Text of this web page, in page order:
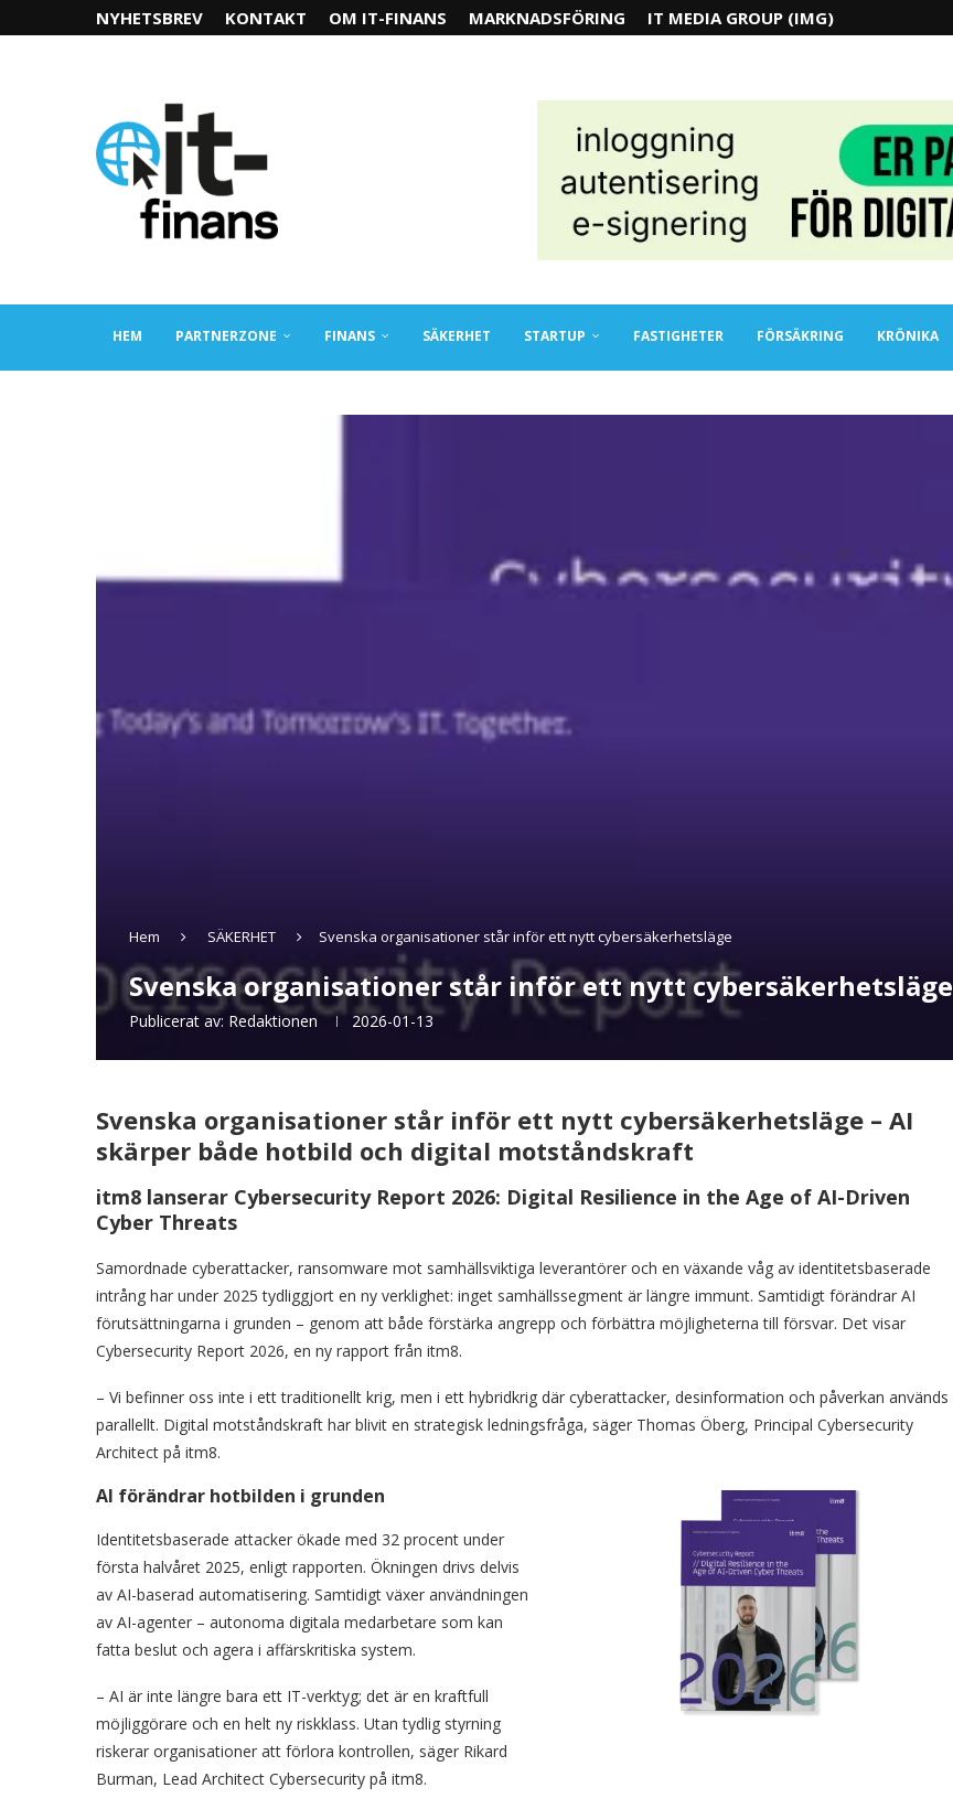
NYHETSBREV KONTAKT OM IT-FINANS MARKNADSFÖRING IT MEDIA GROUP (IMG)
HEM PARTNERZONE FINANS SÄKERHET STARTUP FASTIGHETER FÖRSÄKRING KRÖNIKA
Hem SÄKERHET Svenska organisationer står inför ett nytt cybersäkerhetsläge
Svenska organisationer står inför ett nytt cybersäkerhetsläge
Publicerat av: Redaktionen 2026-01-13
Svenska organisationer står inför ett nytt cybersäkerhetsläge – AI
skärper både hotbild och digital motståndskraft
itm8 lanserar Cybersecurity Report 2026: Digital Resilience in the Age of AI-Driven
Cyber Threats
Samordnade cyberattacker, ransomware mot samhällsviktiga leverantörer och en växande våg av identitetsbaserade
intrång har under 2025 tydliggjort en ny verklighet: inget samhällssegment är längre immunt. Samtidigt förändrar AI
förutsättningarna i grunden – genom att både förstärka angrepp och förbättra möjligheterna till försvar. Det visar
Cybersecurity Report 2026, en ny rapport från itm8.
– Vi befinner oss inte i ett traditionellt krig, men i ett hybridkrig där cyberattacker, desinformation och påverkan används
parallellt. Digital motståndskraft har blivit en strategisk ledningsfråga, säger Thomas Öberg, Principal Cybersecurity
Architect på itm8.
AI förändrar hotbilden i grunden
Identitetsbaserade attacker ökade med 32 procent under
första halvåret 2025, enligt rapporten. Ökningen drivs delvis
av AI-baserad automatisering. Samtidigt växer användningen
av AI-agenter – autonoma digitala medarbetare som kan
fatta beslut och agera i affärskritiska system.
– AI är inte längre bara ett IT-verktyg; det är en kraftfull
möjliggörare och en helt ny riskklass. Utan tydlig styrning
riskerar organisationer att förlora kontrollen, säger Rikard
Burman, Lead Architect Cybersecurity på itm8.